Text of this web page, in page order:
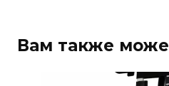
Вам также